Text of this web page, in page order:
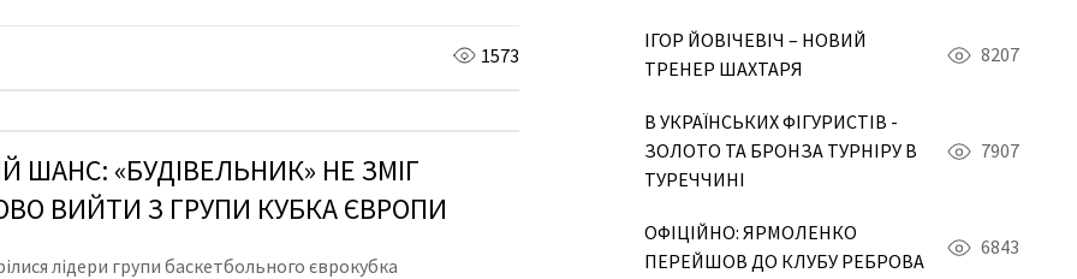
1573
ШАНС: «БУДІВЕЛЬНИК» НЕ ЗМІГ
ВИЙТИ З ГРУПИ КУБКА ЄВРОПИ
лідери групи баскетбольного єврокубка
ІГОР ЙОВІЧЕВІЧ – НОВИЙ
ТРЕНЕР ШАХТАРЯ
8207
В УКРАЇНСЬКИХ ФІГУРИСТІВ -
ЗОЛОТО ТА БРОНЗА ТУРНІРУ В
ТУРЕЧЧИНІ
7907
ОФІЦІЙНО: ЯРМОЛЕНКО
ПЕРЕЙШОВ ДО КЛУБУ РЕБРОВА
6843